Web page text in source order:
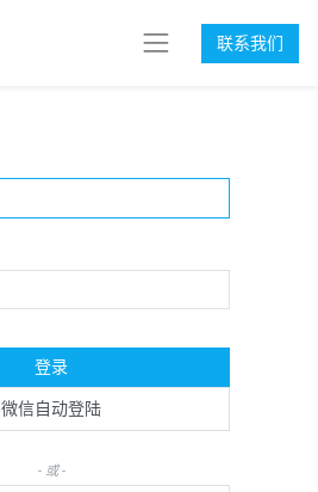
联系我们
登录
微信自动登陆
- 或 -